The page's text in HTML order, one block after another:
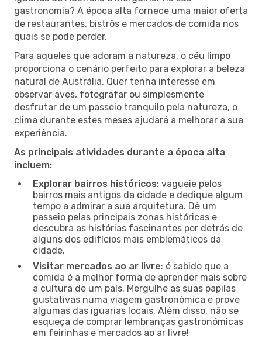
gastronomia? A época alta fornece uma maior oferta
de restaurantes, bistrôs e mercados de comida nos
quais se pode perder.
Para aqueles que adoram a natureza, o céu limpo
proporciona o cenário perfeito para explorar a beleza
natural de Austrália. Quer tenha interesse em
observar aves, fotografar ou simplesmente
desfrutar de um passeio tranquilo pela natureza, o
clima durante estes meses ajudará a melhorar a sua
experiência.
As principais atividades durante a época alta
incluem:
Explorar bairros históricos: vagueie pelos
bairros mais antigos da cidade e dedique algum
tempo a admirar a sua arquitetura. Dê um
passeio pelas principais zonas históricas e
descubra as histórias fascinantes por detrás de
alguns dos edifícios mais emblemáticos da
cidade.
Visitar mercados ao ar livre: é sabido que a
comida é a melhor forma de aprender mais sobre
a cultura de um país. Mergulhe as suas papilas
gustativas numa viagem gastronómica e prove
algumas das iguarias locais. Além disso, não se
esqueça de comprar lembranças gastronómicas
em feirinhas e mercados ao ar livre!